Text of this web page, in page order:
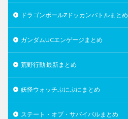
ドラゴンボールZドッカンバトルまとめ
ガンダムUCエンゲージまとめ
荒野行動 最新まとめ
妖怪ウォッチぷにぷにまとめ
ステート・オブ・サバイバルまとめ